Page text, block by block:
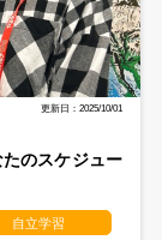
更新日：2025/10/01
のスケジュー
自立学習